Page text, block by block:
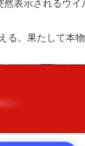
表示されるウ
る。果たして本